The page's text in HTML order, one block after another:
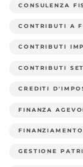
CONSULENZA
CONTRIBUTI A
CONTRIBUTI
CONTRIBUTI
CREDITI
FINANZA
GESTIONE